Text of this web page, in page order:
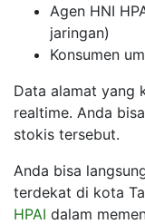
Agen HNI
jaringan)
Konsumen
Data alamat yang
realtime. Anda
stokis tersebut.
Anda bisa
terdekat di kota
HPAI dalam